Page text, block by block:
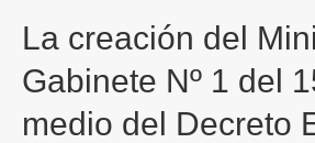
La creación del
Gabinete Nº 1 del
medio del Decreto